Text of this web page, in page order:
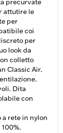
precurvate
attutire le
per
coi
per
look da
colletto
Classic Air.
Dita
con
a rete in nylon